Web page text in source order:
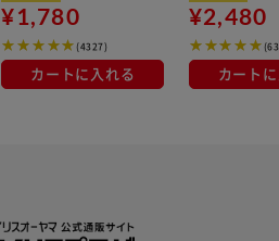
¥1,780
(4327)
カートに入れる
¥2,480
カート